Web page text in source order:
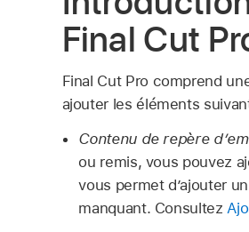
Final Cut
Final Cut Pro comprend
ajouter les éléments
Contenu de repère
ou remis, vous pouvez
vous permet d’ajouter
manquant. Consultez